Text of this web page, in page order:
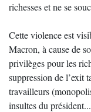
richesses et ne se
Cette violence est
Macron, à cause de
privilèges pour les
suppression de l’exit
travailleurs
insultes du